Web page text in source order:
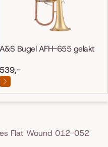
A&S Bugel AFH-655 gelakt
539,-
Flat Wound 012-052